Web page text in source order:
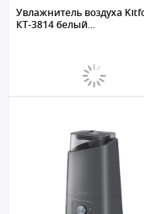
Увлажнитель воздуха
КТ-3814 белый...